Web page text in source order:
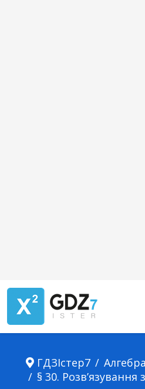
ГДЗІстер7 Алгебра
§ 30. Розв’язування